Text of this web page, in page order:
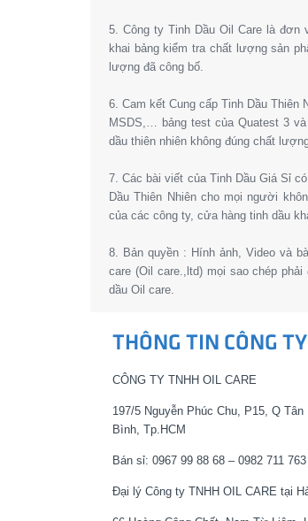
5. Công ty Tinh Dầu Oil Care là
khai bảng kiểm tra chất lượng sản
lượng đã công bố.
6. Cam kết Cung cấp Tinh Dầu Thiên
MSDS,… bảng test của Quatest 3
dầu thiên nhiên không đúng chất
7. Các bài viết của Tinh Dầu Giá Sỉ
Dầu Thiên Nhiên cho mọi người
của các công ty, cửa hàng tinh dầu
8. Bản quyền : Hính ảnh, Video và
care (Oil care.,ltd) mọi sao chép
dầu Oil care.
THÔNG TIN CÔNG TY
CÔNG TY TNHH OIL CARE
197/5 Nguyễn Phúc Chu, P15, Q Tân
Bình, Tp.HCM
Bán sỉ: 0967 99 88 68 – 0982 711 763
Đại lý Công ty TNHH OIL CARE tại